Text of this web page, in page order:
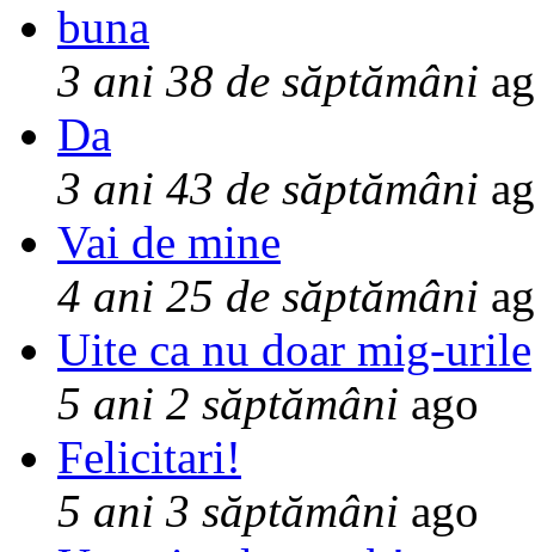
buna
3 ani 38 de săptămâni
Da
3 ani 43 de săptămâni
Vai de mine
4 ani 25 de săptămâni
Uite ca nu doar mig-urile
5 ani 2 săptămâni ago
Felicitari!
5 ani 3 săptămâni ago